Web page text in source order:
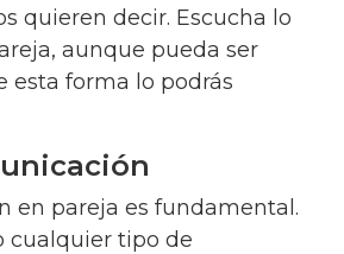
quieren decir. Escucha lo
aunque pueda ser
esta forma lo podrás
en pareja es fundamental.
cualquier tipo de